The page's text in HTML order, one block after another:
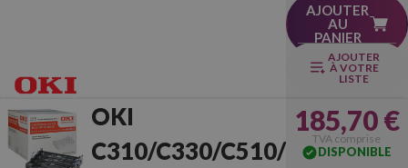
AJOUTER
AU
PANIER
AJOUTER
À VOTRE
LISTE
OKI
C310/C330/C510/C530
185,70 €
TVA comprise
DISPONIBLE